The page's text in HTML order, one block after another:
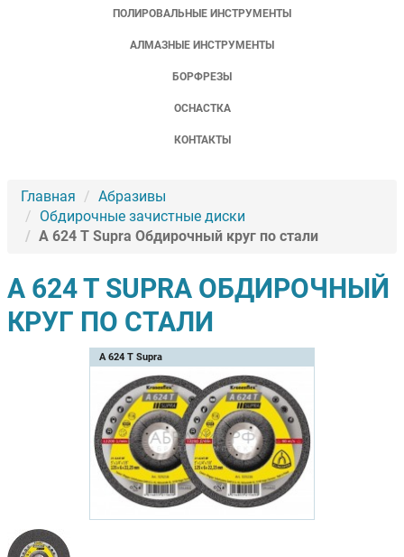
ПОЛИРОВАЛЬНЫЕ ИНСТРУМЕНТЫ
АЛМАЗНЫЕ ИНСТРУМЕНТЫ
БОРФРЕЗЫ
ОСНАСТКА
КОНТАКТЫ
Главная
Абразивы
Обдирочные зачистные диски
A 624 T Supra Обдирочный круг по стали
A 624 T SUPRA ОБДИРОЧНЫЙ
КРУГ ПО СТАЛИ
A 624 T Supra